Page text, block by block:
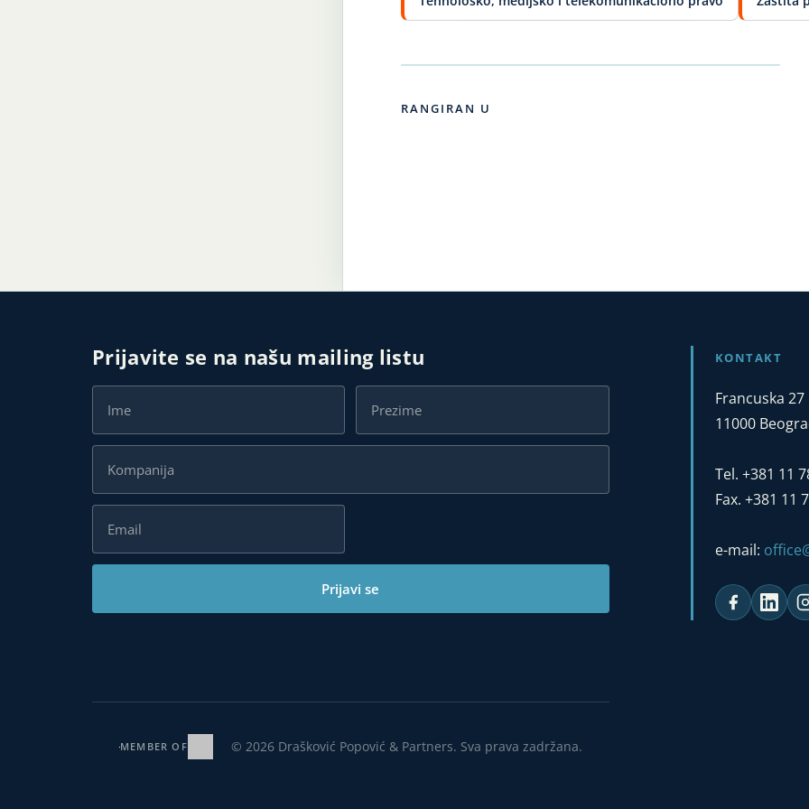
RANGIRAN U
Prijavite se na našu mailing listu
Prijavi se
KONTAKT
Francuska 27
11000
Tel. +381 11
Fax. +381 11
e-mail:
MEMBER OF © 2026 Drašković Popović & Partners. Sva prava zadržana.